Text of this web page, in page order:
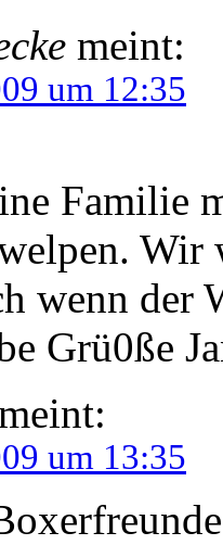
meint:
um 12:35
Familie
Wir
wenn der
Grü0ße
um 13:35